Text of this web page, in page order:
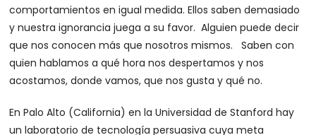
comportamientos en igual medida. Ellos saben demasiado
y nuestra ignorancia juega a su favor. Alguien puede decir
que nos conocen más que nosotros mismos. Saben con
quien hablamos a qué hora nos despertamos y nos
acostamos, donde vamos, que nos gusta y qué no.
En Palo Alto (California) en la Universidad de Stanford hay
un laboratorio de tecnología persuasiva cuya meta